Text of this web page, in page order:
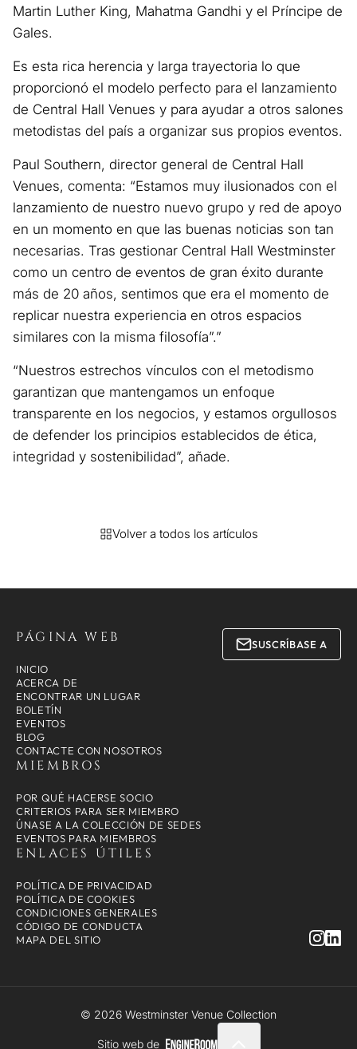
Martin Luther King, Mahatma Gandhi y el Príncipe de
Gales.
Es esta rica herencia y larga trayectoria lo que
proporcionó el modelo perfecto para el lanzamiento
de Central Hall Venues y para ayudar a otros salones
metodistas del país a organizar sus propios eventos.
Paul Southern, director general de Central Hall
Venues, comenta: “Estamos muy ilusionados con el
lanzamiento de nuestro nuevo grupo y red de apoyo
en un momento en que las buenas noticias son tan
necesarias. Tras gestionar Central Hall Westminster
como un centro de eventos de gran éxito durante
más de 20 años, sentimos que era el momento de
replicar nuestra experiencia en otros espacios
similares con la misma filosofía”.”
“Nuestros estrechos vínculos con el metodismo
garantizan que mantengamos un enfoque
transparente en los negocios, y estamos orgullosos
de defender los principios establecidos de ética,
integridad y sostenibilidad”, añade.
Volver a todos los artículos
PÁGINA WEB
INICIO
ACERCA DE
ENCONTRAR UN LUGAR
BOLETÍN
EVENTOS
BLOG
CONTACTE CON NOSOTROS
MIEMBROS
POR QUÉ HACERSE SOCIO
CRITERIOS PARA SER MIEMBRO
ÚNASE A LA COLECCIÓN DE SEDES
EVENTOS PARA MIEMBROS
ENLACES ÚTILES
POLÍTICA DE PRIVACIDAD
POLÍTICA DE COOKIES
CONDICIONES GENERALES
CÓDIGO DE CONDUCTA
MAPA DEL SITIO
SUSCRÍBASE A
© 2026 Westminster Venue Collection
Sitio web de